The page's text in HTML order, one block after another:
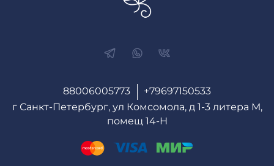
88006005773
+79697150533
г Санкт-Петербург, ул Комсомола, д 1-3 литера М,
помещ 14-Н